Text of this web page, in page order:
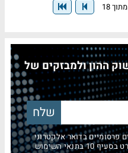
ההון ולמבזקים של
פרסומיים בדואר אלקטרוני
השימוש